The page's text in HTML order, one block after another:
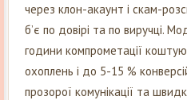
через клон-акаунт і скам-
б’є по довірі та по виручці.
години компрометації
охоплень і до 5-15 %
прозорої комунікації та